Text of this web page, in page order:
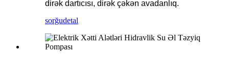
dirək dartıcısı, dirək çəkən avadanlıq.
sorğudetal